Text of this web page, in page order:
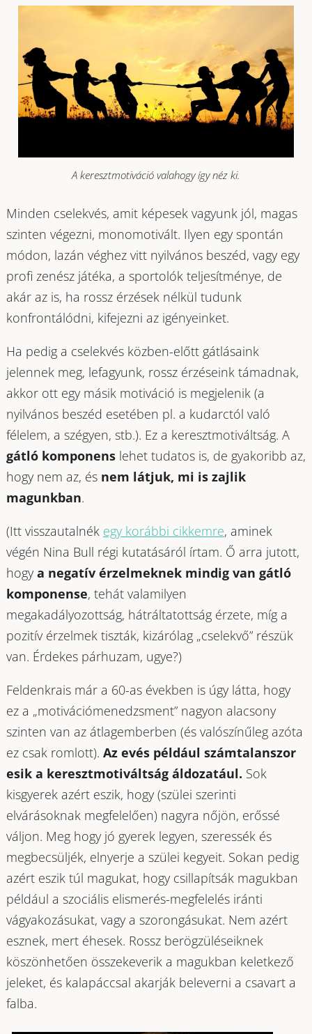
A keresztmotiváció valahogy így néz ki.
Minden cselekvés, amit képesek vagyunk jól, magas
szinten végezni, monomotivált. Ilyen egy spontán
módon, lazán véghez vitt nyilvános beszéd, vagy egy
profi zenész játéka, a sportolók teljesítménye, de
akár az is, ha rossz érzések nélkül tudunk
konfrontálódni, kifejezni az igényeinket.
Ha pedig a cselekvés közben-előtt gátlásaink
jelennek meg, lefagyunk, rossz érzéseink támadnak,
akkor ott egy másik motiváció is megjelenik (a
nyilvános beszéd esetében pl. a kudarctól való
félelem, a szégyen, stb.). Ez a keresztmotiváltság. A
gátló komponenslehet tudatos is, de gyakoribb az,
hogy nem az, és nem látjuk, mi is zajlik
magunkban.
(Itt visszautalnék egy korábbi cikkemre, aminek
végén Nina Bull régi kutatásáról írtam. Ő arra jutott,
hogya negatív érzelmeknek mindig van gátló
komponense, tehát valamilyen
megakadályozottság, hátráltatottság érzete, míg a
pozitív érzelmek tiszták, kizárólag „cselekvő” részük
van. Érdekes párhuzam, ugye?)
Feldenkrais már a 60-as években is úgy látta, hogy
ez a „motivációmenedzsment” nagyon alacsony
szinten van az átlagemberben (és valószínűleg azóta
ez csak romlott). Az evés például számtalanszor
esik a keresztmotiváltság áldozatául. Sok
kisgyerek azért eszik, hogy (szülei szerinti
elvárásoknak megfelelően) nagyra nőjön, erőssé
váljon. Meg hogy jó gyerek legyen, szeressék és
megbecsüljék, elnyerje a szülei kegyeit. Sokan pedig
azért eszik túl magukat, hogy csillapítsák magukban
például a szociális elismerés-megfelelés iránti
vágyakozásukat, vagy a szorongásukat. Nem azért
esznek, mert éhesek. Rossz berögzüléseiknek
köszönhetően összekeverik a magukban keletkező
jeleket, és kalapáccsal akarják beleverni a csavart a
falba.